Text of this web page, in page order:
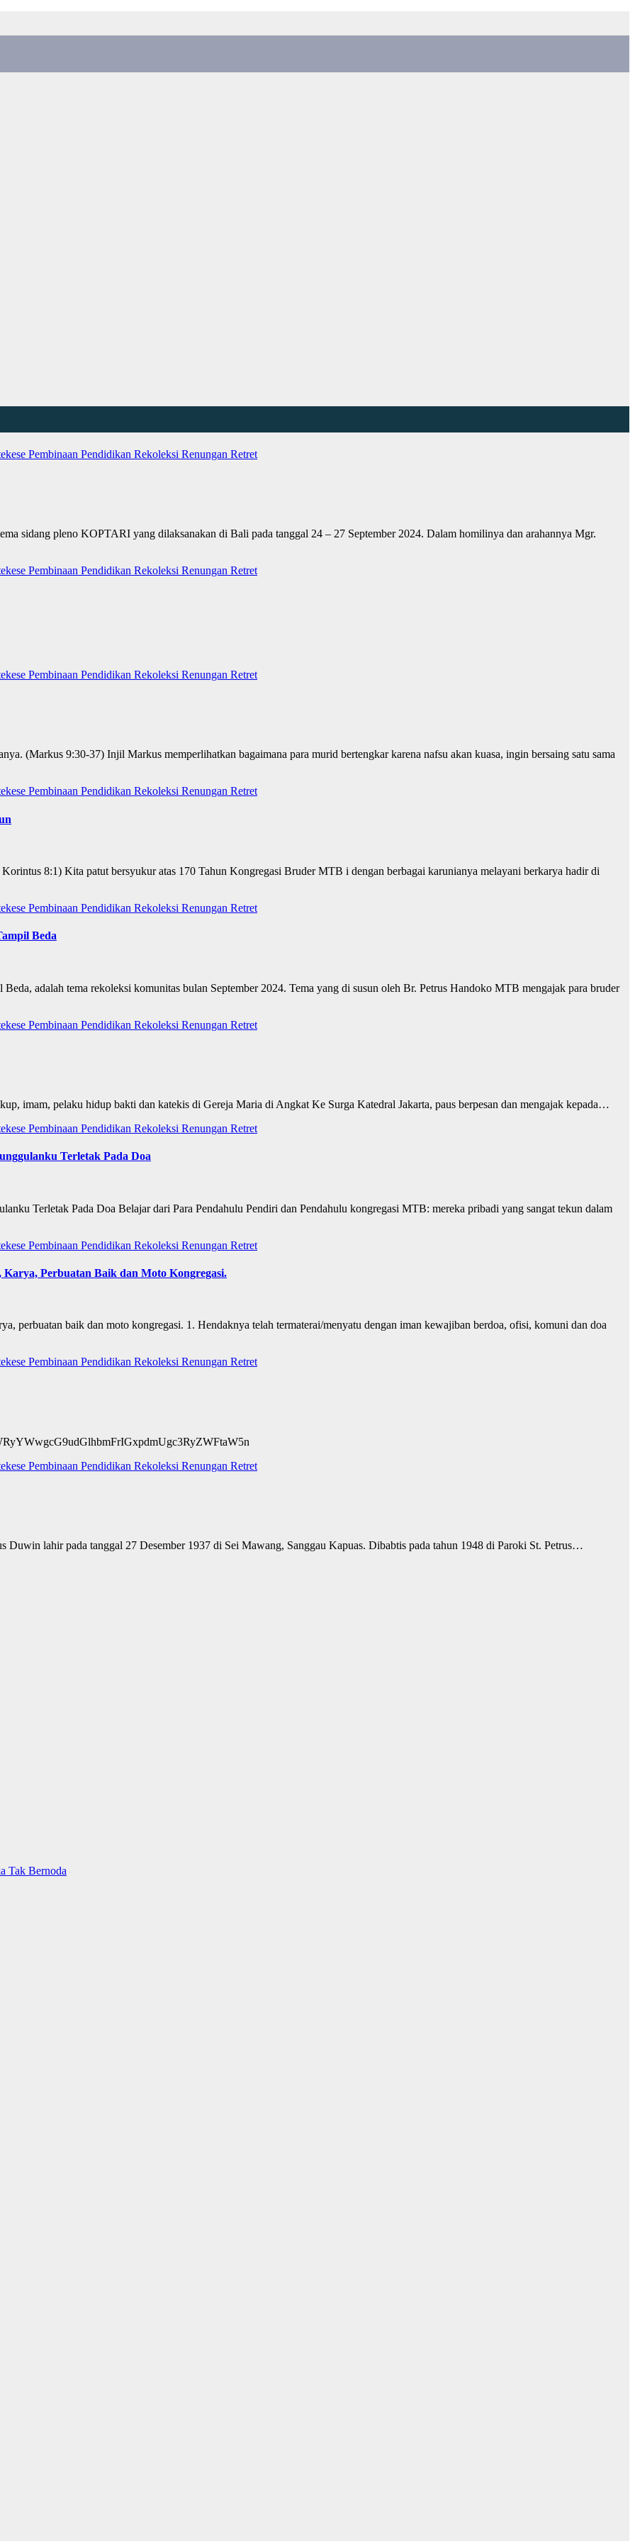
Pembinaan Pendidikan Rekoleksi Renungan Retret
sidang pleno KOPTARI yang dilaksanakan di Bali pada tanggal 24 – 27 September 2024. Dalam homilinya dan arahannya Mgr.
Pembinaan Pendidikan Rekoleksi Renungan Retret
Pembinaan Pendidikan Rekoleksi Renungan Retret
(Markus 9:30-37) Injil Markus memperlihatkan bagaimana para murid bertengkar karena nafsu akan kuasa, ingin bersaing satu sama
Pembinaan Pendidikan Rekoleksi Renungan Retret
8:1) Kita patut bersyukur atas 170 Tahun Kongregasi Bruder MTB i dengan berbagai karunianya melayani berkarya hadir di
Pembinaan Pendidikan Rekoleksi Renungan Retret
Beda
adalah tema rekoleksi komunitas bulan September 2024. Tema yang di susun oleh Br. Petrus Handoko MTB mengajak para bruder
Pembinaan Pendidikan Rekoleksi Renungan Retret
imam, pelaku hidup bakti dan katekis di Gereja Maria di Angkat Ke Surga Katedral Jakarta, paus berpesan dan mengajak kepada…
Pembinaan Pendidikan Rekoleksi Renungan Retret
Terletak Pada Doa
Terletak Pada Doa Belajar dari Para Pendahulu Pendiri dan Pendahulu kongregasi MTB: mereka pribadi yang sangat tekun dalam
Pembinaan Pendidikan Rekoleksi Renungan Retret
Perbuatan Baik dan Moto Kongregasi.
perbuatan baik dan moto kongregasi. 1. Hendaknya telah termaterai/menyatu dengan iman kewajiban berdoa, ofisi, komuni dan doa
Pembinaan Pendidikan Rekoleksi Renungan Retret
Pembinaan Pendidikan Rekoleksi Renungan Retret
lahir pada tanggal 27 Desember 1937 di Sei Mawang, Sanggau Kapuas. Dibabtis pada tahun 1948 di Paroki St. Petrus…
Tak Bernoda